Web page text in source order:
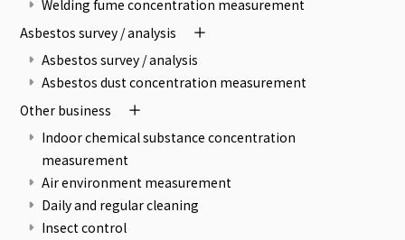
Welding fume concentration measurement
Asbestos survey / analysis
Asbestos survey / analysis
Asbestos dust concentration measurement
Other business
Indoor chemical substance concentration
measurement
Air environment measurement
Daily and regular cleaning
Insect control